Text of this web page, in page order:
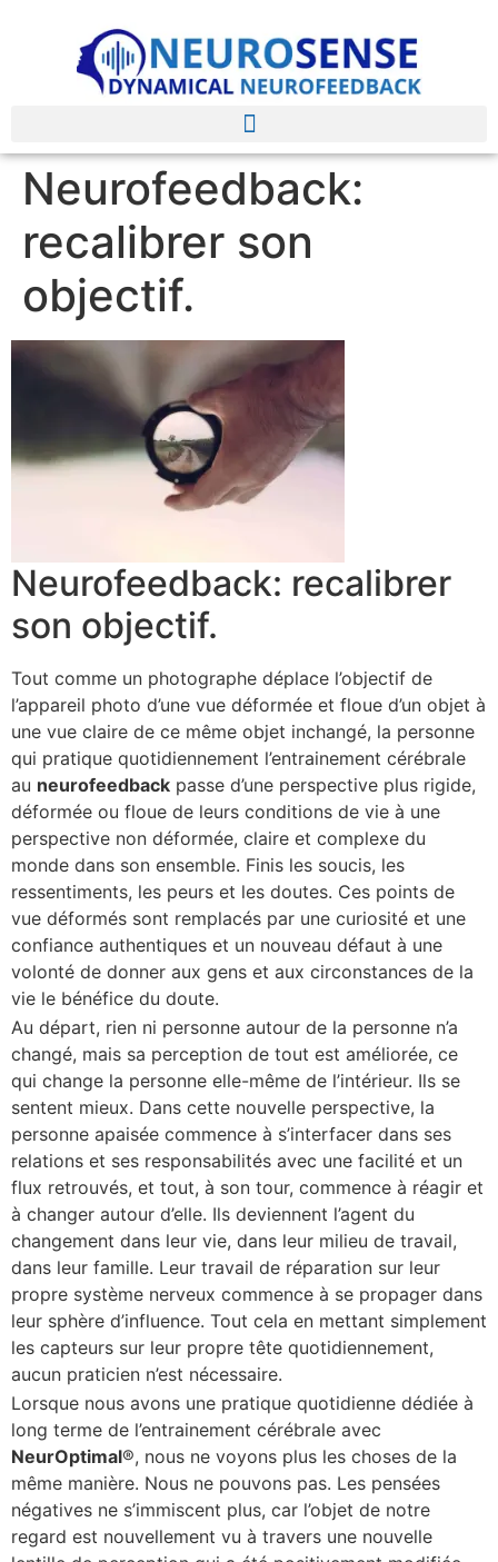
Neurofeedback:
recalibrer son
objectif.
Neurofeedback: recalibrer
son objectif.
Tout comme un photographe déplace l’objectif de
l’appareil photo d’une vue déformée et floue d’un objet à
une vue claire de ce même objet inchangé, la personne
qui pratique quotidiennement l’entrainement cérébrale
au neurofeedback passe d’une perspective plus rigide,
déformée ou floue de leurs conditions de vie à une
perspective non déformée, claire et complexe du
monde dans son ensemble. Finis les soucis, les
ressentiments, les peurs et les doutes. Ces points de
vue déformés sont remplacés par une curiosité et une
confiance authentiques et un nouveau défaut à une
volonté de donner aux gens et aux circonstances de la
vie le bénéfice du doute.
Au départ, rien ni personne autour de la personne n’a
changé, mais sa perception de tout est améliorée, ce
qui change la personne elle-même de l’intérieur. Ils se
sentent mieux. Dans cette nouvelle perspective, la
personne apaisée commence à s’interfacer dans ses
relations et ses responsabilités avec une facilité et un
flux retrouvés, et tout, à son tour, commence à réagir et
à changer autour d’elle. Ils deviennent l’agent du
changement dans leur vie, dans leur milieu de travail,
dans leur famille. Leur travail de réparation sur leur
propre système nerveux commence à se propager dans
leur sphère d’influence. Tout cela en mettant simplement
les capteurs sur leur propre tête quotidiennement,
aucun praticien n’est nécessaire.
Lorsque nous avons une pratique quotidienne dédiée à
long terme de l’entrainement cérébrale avec
NeurOptimal®, nous ne voyons plus les choses de la
même manière. Nous ne pouvons pas. Les pensées
négatives ne s’immiscent plus, car l’objet de notre
regard est nouvellement vu à travers une nouvelle